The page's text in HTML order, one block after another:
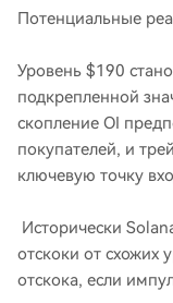
Потенциальные
Уровень $190
подкрепленной
скопление OI
покупателей, и
ключевую точку
Исторически
отскоки от схожих
отскока, если